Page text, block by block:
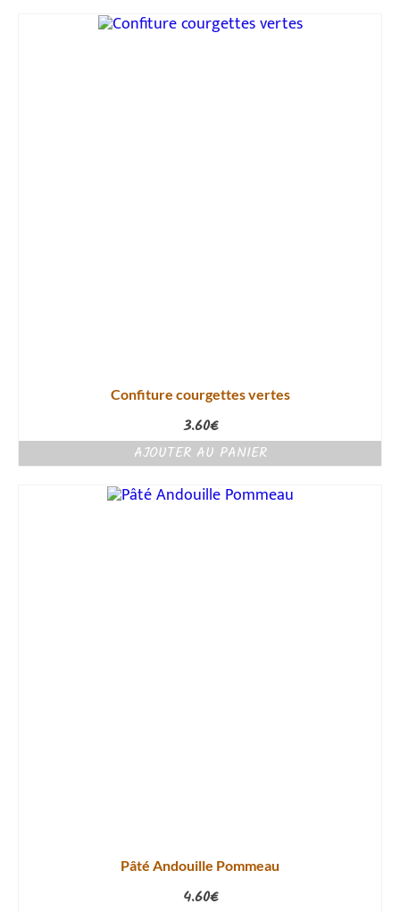
Confiture courgettes vertes
3.60€
AJOUTER AU PANIER
Pâté Andouille Pommeau
4.60€